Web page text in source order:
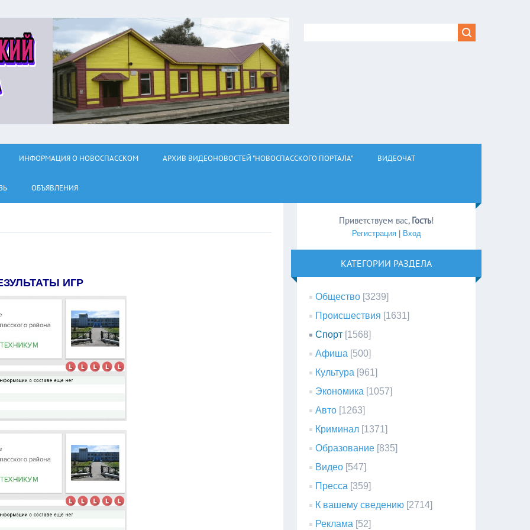
ИНФОРМАЦИЯ О НОВОСПАССКОМ АРХИВ ВИДЕОНОВОСТЕЙ "НОВОСПАССКОГО ПОРТАЛА" ВИДЕОЧАТ
ОБЪЯВЛЕНИЯ
ИГР
Приветствуем вас, Гость!
Регистрация| Вход
КАТЕГОРИИ РАЗДЕЛА
Общество [3239]
Происшествия [1631]
Спорт [1568]
Афиша [500]
Культура [961]
Экономика [1057]
Авто [1263]
Криминал [1371]
Образование [835]
Видео [547]
Пресса [359]
К вашему сведению [2714]
Реклама [52]